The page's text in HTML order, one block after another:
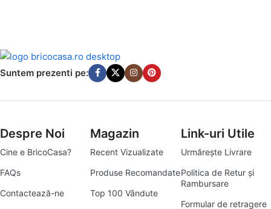
Suntem prezenti pe:
Despre Noi
Cine e BricoCasa?
FAQs
Contactează-ne
Magazin
Recent Vizualizate
Produse Recomandate
Top 100 Vândute
Link-uri Utile
Urmărește Livrare
Politica de Retur și
Rambursare
Formular de retragere